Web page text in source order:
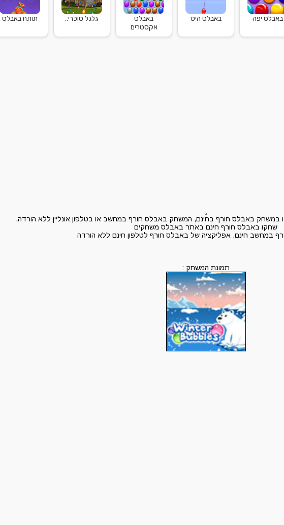
באבלס יפה באבלס היט
באבלס
אקסטרים
גלגל סוכרי.. תותח באבלס
במשחק באבלס חורף בחינם, המשחק באבלס חורף במחשב או בטלפון אונליין ללא הורדה,
שחקו באבלס חורף חינם באתר באבלס משחקים
במחשב חינם, אפליקציה של באבלס חורף לטלפון חינם ללא הורדה
תמונת המשחק :